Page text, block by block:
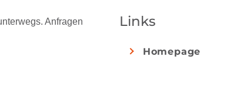
Anfragen
Links
Homepage